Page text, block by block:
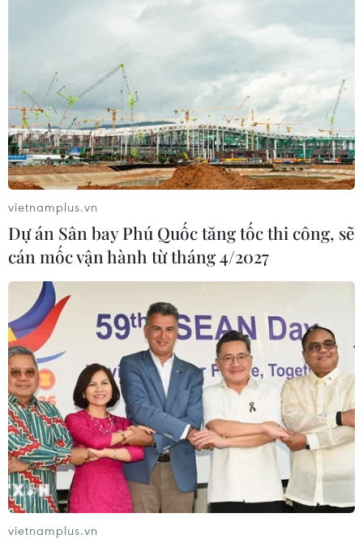
vietnamplus.vn
Dự án Sân bay Phú Quốc tăng tốc thi công, sẽ
cán mốc vận hành từ tháng 4/2027
vietnamplus.vn